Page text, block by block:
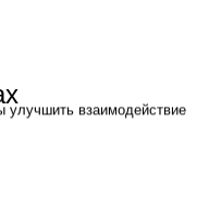
взаимодействие